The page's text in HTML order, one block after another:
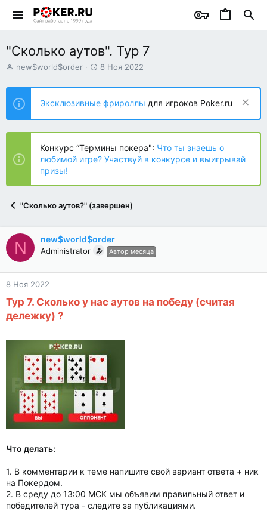
"Сколько аутов". Тур 7
А
т
о
р
т
е
ы
new$world$order
Д
т
н
а
ч
л
а
8 Ноя 2022
Эксклюзивные фрироллы для игроков Poker.ru
Конкурс “Термины покера": Что ты знаешь о
любимой игре? Участвуй в конкурсе и выигрывай
призы!
"Сколько аутов?" (завершен)
N new$world$order
Administrator Автор месяца
8 Ноя 2022
Тур 7. Сколько у нас аутов на победу (считая
дележку) ?
Что делать:
1. В комментарии к теме напишите свой вариант ответа + ник
на Покердом.
2. В среду до 13:00 МСК мы объявим правильный ответ и
победителей тура - следите за публикациями.